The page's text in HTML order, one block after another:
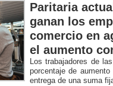
Paritaria
ganan los
comercio en
el aumento
Los trabajadores de
porcentaje de
entrega de una suma